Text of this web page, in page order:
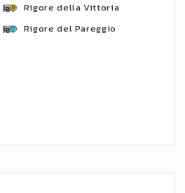
Rigore della Vittoria
Rigore del Pareggio